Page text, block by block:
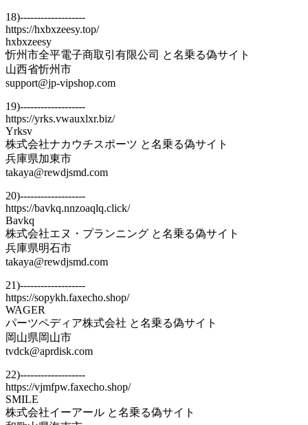
18)-------------------
https://hxbxzeesy.top/
hxbxzeesy
忻州市全平電子商取引有限公司 と名乗る偽サイト
山西省忻州市
support@jp-vipshop.com
19)-------------------
https://yrks.vwauxlxr.biz/
Yrksv
株式会社ナカウチスポーツ と名乗る偽サイト
兵庫県加東市
takaya@rewdjsmd.com
20)-------------------
https://bavkq.nnzoaqlq.click/
Bavkq
株式会社エヌ・プランニング と名乗る偽サイト
兵庫県明石市
takaya@rewdjsmd.com
21)-------------------
https://sopykh.faxecho.shop/
WAGER
パーツペディア株式会社 と名乗る偽サイト
岡山県岡山市
tvdck@aprdisk.com
22)-------------------
https://vjmfpw.faxecho.shop/
SMILE
株式会社イーアール と名乗る偽サイト